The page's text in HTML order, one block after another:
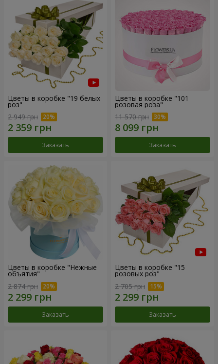
Цветы в коробке "19 белых
роз"
2 949 грн
Заказать
Цветы в коробке "101
розовая роза"
11 570 грн
Заказать
Цветы в коробке "Нежные
объятия"
2 874 грн
Заказать
Цветы в коробке "15
розовых роз"
2 705 грн
Заказать